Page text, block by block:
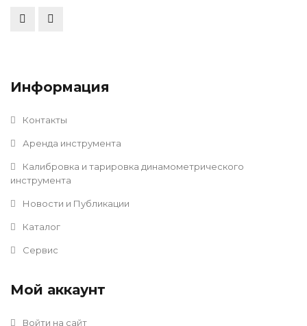
Информация
Контакты
Аренда инструмента
Калибровка и тарировка динамометрического
инструмента
Новости и Публикации
Каталог
Сервис
Мой аккаунт
Войти на сайт